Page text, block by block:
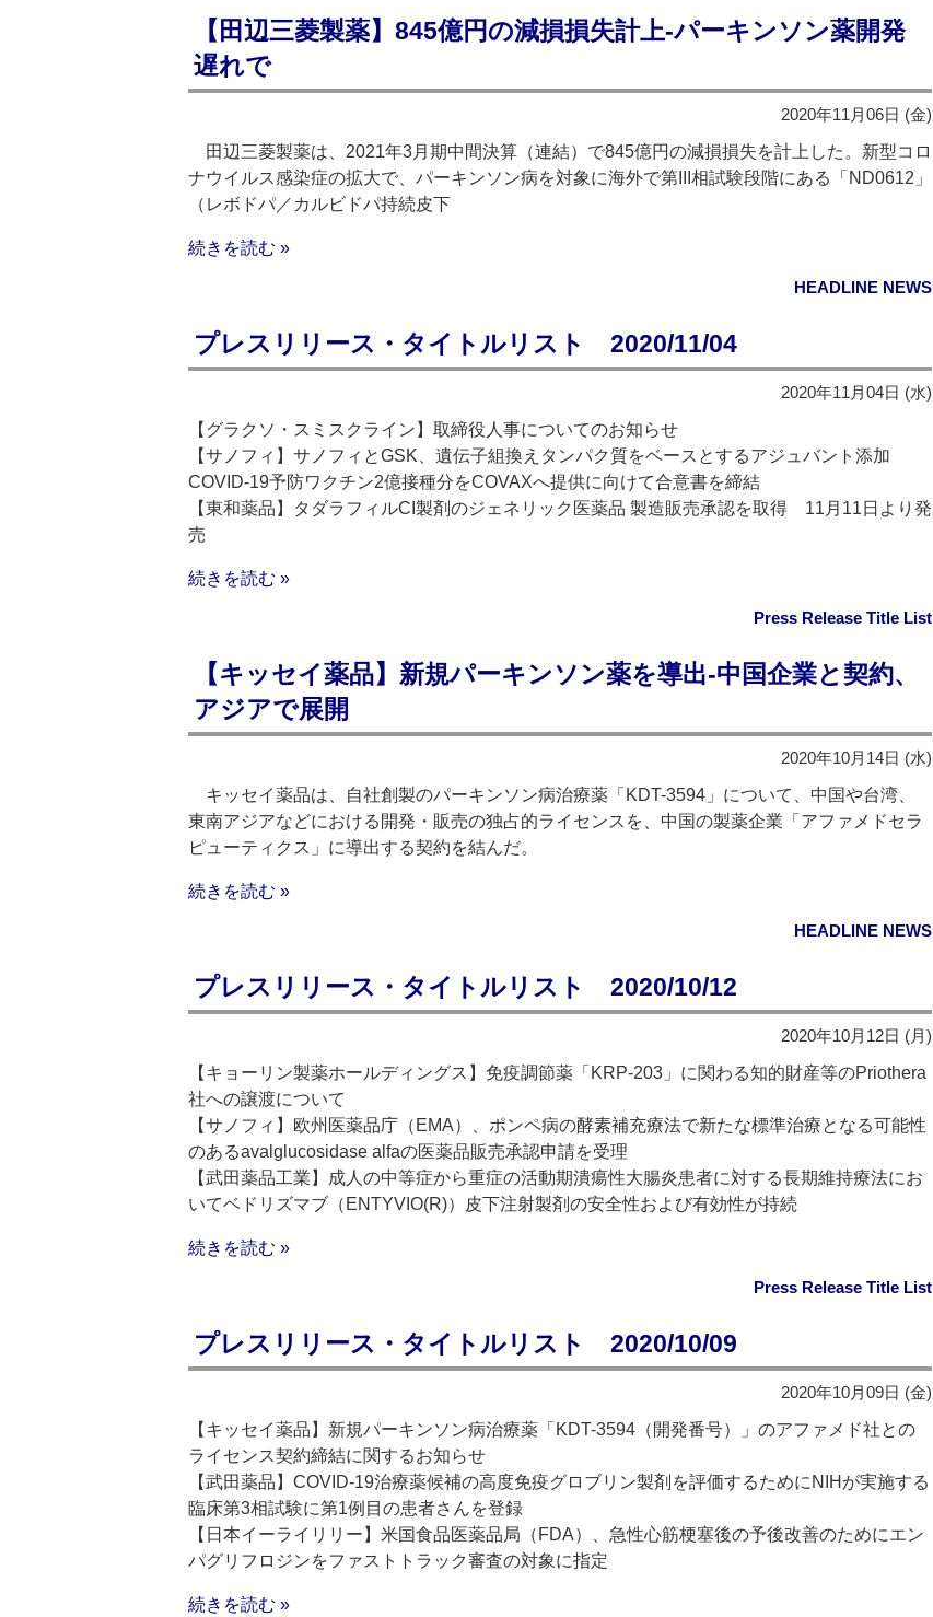
【田辺三菱製薬】845億円の減損損失計上‐パーキンソン薬開発
遅れで
2020年11月06日 (金)
田辺三菱製薬は、2021年3月期中間決算（連結）で845億円の減損損失を計上した。新型コロ
ナウイルス感染症の拡大で、パーキンソン病を対象に海外で第III相試験段階にある「ND0612」
（レボドパ／カルビドパ持続皮下
続きを読む »
HEADLINE NEWS
プレスリリース・タイトルリスト 2020/11/04
2020年11月04日 (水)
【グラクソ・スミスクライン】取締役人事についてのお知らせ
【サノフィ】サノフィとGSK、遺伝子組換えタンパク質をベースとするアジュバント添加
COVID-19予防ワクチン2億接種分をCOVAXへ提供に向けて合意書を締結
【東和薬品】タダラフィルCI製剤のジェネリック医薬品 製造販売承認を取得 11月11日より発
売
続きを読む »
Press Release Title List
【キッセイ薬品】新規パーキンソン薬を導出‐中国企業と契約、
アジアで展開
2020年10月14日 (水)
キッセイ薬品は、自社創製のパーキンソン病治療薬「KDT-3594」について、中国や台湾、
東南アジアなどにおける開発・販売の独占的ライセンスを、中国の製薬企業「アファメドセラ
ピューティクス」に導出する契約を結んだ。
続きを読む »
HEADLINE NEWS
プレスリリース・タイトルリスト 2020/10/12
2020年10月12日 (月)
【キョーリン製薬ホールディングス】免疫調節薬「KRP-203」に関わる知的財産等のPriothera
社への譲渡について
【サノフィ】欧州医薬品庁（EMA）、ポンペ病の酵素補充療法で新たな標準治療となる可能性
のあるavalglucosidase alfaの医薬品販売承認申請を受理
【武田薬品工業】成人の中等症から重症の活動期潰瘍性大腸炎患者に対する長期維持療法にお
いてベドリズマブ（ENTYVIO(R)）皮下注射製剤の安全性および有効性が持続
続きを読む »
Press Release Title List
プレスリリース・タイトルリスト 2020/10/09
2020年10月09日 (金)
【キッセイ薬品】新規パーキンソン病治療薬「KDT-3594（開発番号）」のアファメド社との
ライセンス契約締結に関するお知らせ
【武田薬品】COVID-19治療薬候補の高度免疫グロブリン製剤を評価するためにNIHが実施する
臨床第3相試験に第1例目の患者さんを登録
【日本イーライリリー】米国食品医薬品局（FDA）、急性心筋梗塞後の予後改善のためにエン
パグリフロジンをファストトラック審査の対象に指定
続きを読む »